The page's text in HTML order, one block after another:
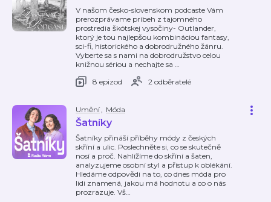
V našom česko-slovenskom podcaste Vám
prerozprávame príbeh z tajomného
prostredia škótskej vysočiny- Outlander,
ktorý je tou najlepšou kombináciou fantasy,
sci-fi, historického a dobrodružného žánru.
Vyberte sa s nami na dobrodružstvo celou
knižnou sériou a nechajte sa …
8 epizod
2 odběratelé
Umění, Móda
Šatníky
Šatníky přináší příběhy módy z českých
skříní a ulic. Poslechněte si, co se skutečně
nosí a proč. Nahlížíme do skříní a šaten,
analyzujeme osobní styl a přístup k oblékání.
Hledáme odpovědi na to, co dnes móda pro
lidi znamená, jakou má hodnotu a co o nás
prozrazuje. Vš…